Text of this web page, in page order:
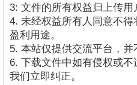
3: 文件的所有权益归上传用
4. 未经权益所有人同意不
盈利用途。
5. 本站仅提供交流平台，并
6. 下载文件中如有侵权或不
我们立即纠正。